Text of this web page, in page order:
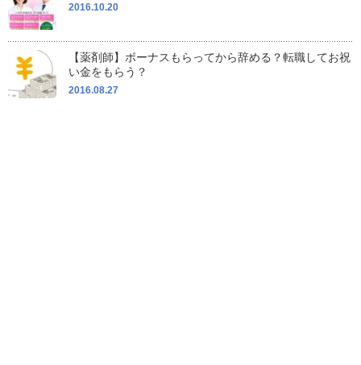
2016.10.20
【薬剤師】ボーナスもらってから辞める？転職してお祝
い金をもらう？
2016.08.27